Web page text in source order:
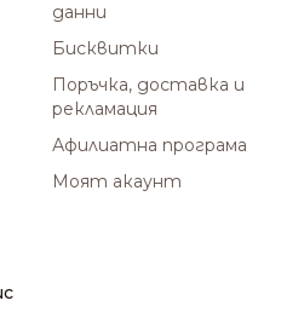
данни
Бисквитки
Поръчка, доставка и
рекламация
Афилиатна програма
Моят акаунт